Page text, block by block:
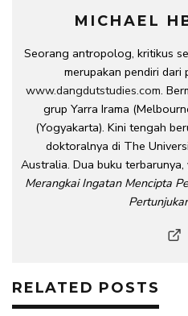
MICHAEL
Seorang antropolog, kritikus
merupakan pendiri dari
www.dangdutstudies.com.
grup Yarra Irama
(Yogyakarta). Kini tengah
doktoralnya di The
Australia. Dua buku terbarunya,
Merangkai Ingatan Mencipta
RELATED POSTS